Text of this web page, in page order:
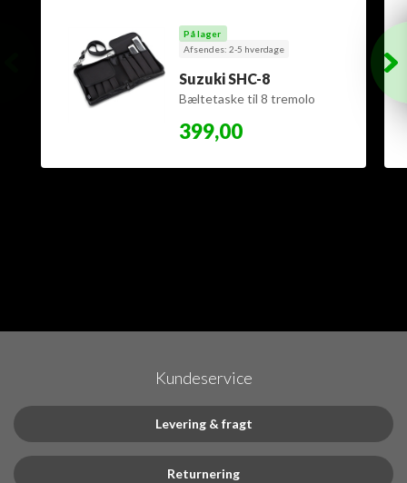
På lager
Afsendes: 2-5 hverdage
Suzuki SHC-8
Bæltetaske til 8 tremolo
399,00
Kundeservice
Levering & fragt
Returnering